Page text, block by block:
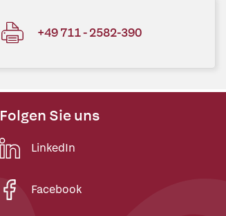
+49 711 - 2582-390
Folgen Sie uns
LinkedIn
Facebook